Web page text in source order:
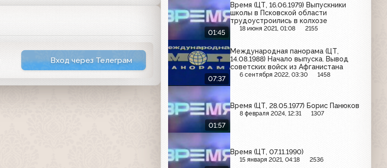
Вход через Телеграм
01:45
Время (ЦТ, 16.06.1979) Выпускники
школы в Псковской области
трудоустроились в колхозе
18 июня 2021, 01:08 2155
07:37
Международная панорама (ЦТ,
14.08.1988) Начало выпуска. Вывод
советских войск из Афганистана
6 сентября 2022, 03:30 1458
01:57
Время (ЦТ, 28.05.1977) Борис Панюков
8 февраля 2024, 12:31 1307
Время (ЦТ, 07.11.1990)
15 января 2021, 04:18 2536